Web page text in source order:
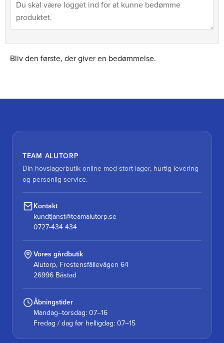
Bliv den første, der giver en bedømmelse.
TEAM ALUTORP
Din hovslagerbutik online med stort lager, hurtig levering
og personlig service.
Kontakt
kundtjanst@teamalutorp.se
0727-434 434
Vores gårdbutik
Alutorp, Frestensfällevägen 64
26996 Båstad
Åbningstider
Mandag–torsdag: 07–16
Fredag / dag før helligdag: 07–15